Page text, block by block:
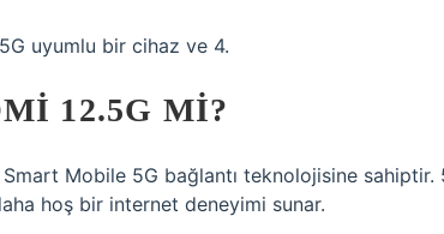
uyumlu bir cihaz ve 4.
12.5G MI?
Mobile 5G bağlantı teknolojisine
hoş bir internet deneyimi sunar.